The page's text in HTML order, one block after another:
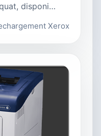
disponi…
Xerox